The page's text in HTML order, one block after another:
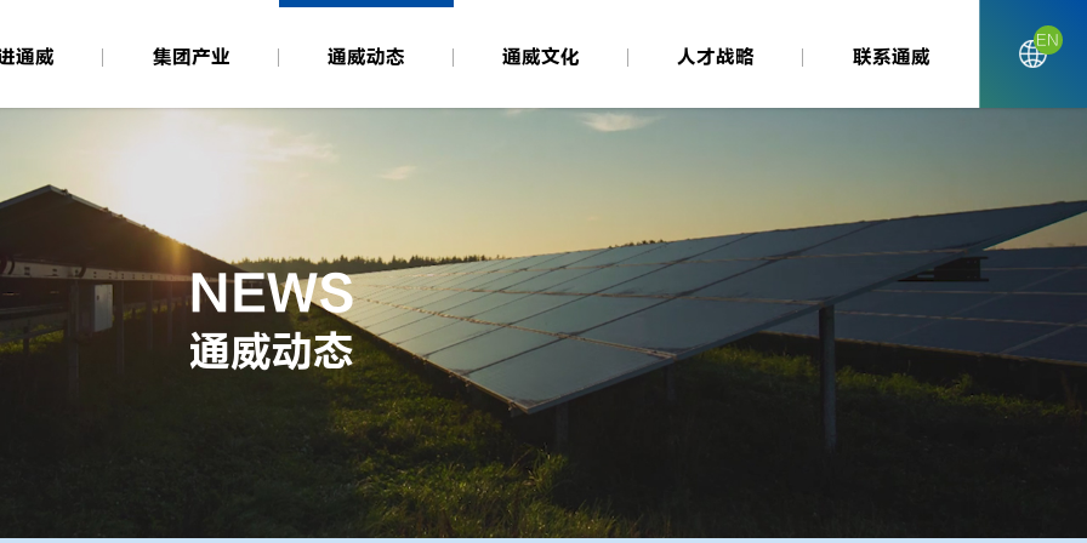
通威 集团产业 通威动态 通威文化 人才战略 联系通威
EN
NEWS
通威动态